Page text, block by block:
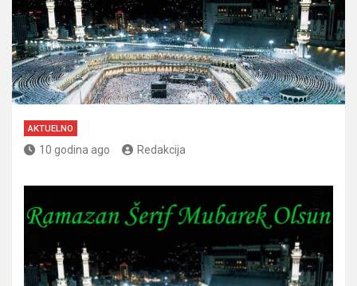
AKTUELNO
10 godina ago Redakcija